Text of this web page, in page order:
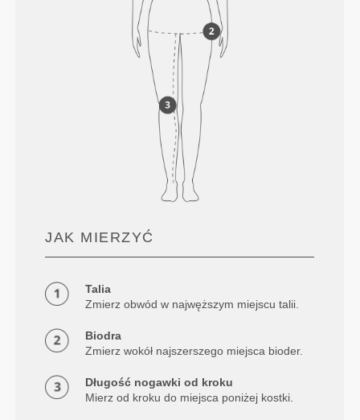
JAK MIERZYĆ
Talia
Zmierz obwód w najwęższym miejscu talii.
Biodra
Zmierz wokół najszerszego miejsca bioder.
Długość nogawki od kroku
Mierz od kroku do miejsca poniżej kostki.